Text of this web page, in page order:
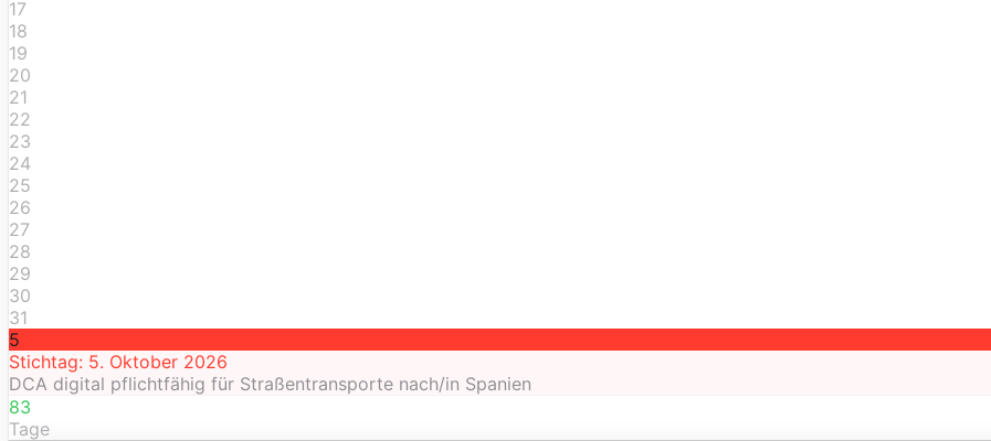
17
18
19
20
21
22
23
24
25
26
27
28
29
30
31
5
Stichtag: 5. Oktober 2026
DCA digital pflichtfähig für Straßentransporte nach/in Spanien
83
Tage